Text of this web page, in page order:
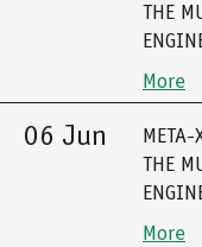
THE
More
06 Jun
THE
More